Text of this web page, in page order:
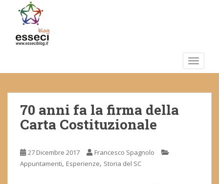
m
70 anni fa la firma della
Carta Costituzionale
27 Dicembre 2017
Francesco Spagnolo
Appuntamenti, Esperienze, Storia del SC